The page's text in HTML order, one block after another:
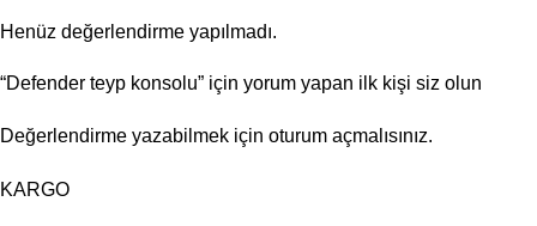
Henüz değerlendirme yapılmadı.
“Defender teyp konsolu” için yorum yapan ilk kişi siz olun
Değerlendirme yazabilmek için oturum açmalısınız.
KARGO